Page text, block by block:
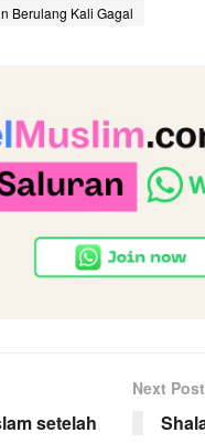
Berulang Kali Gagal
setelah
Next Post